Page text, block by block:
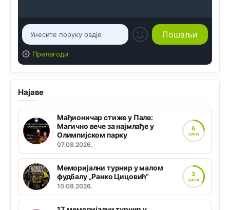
Прилагоди
Најаве
Мађионичар стиже у Пале:
Магично вече за најмлађе у
Олимпијском парку
07.08.2026.
6
САТИ
Меморијални турнир у малом
фудбалу „Ранко Цицовић“
10.08.2026.
3
ДАНА